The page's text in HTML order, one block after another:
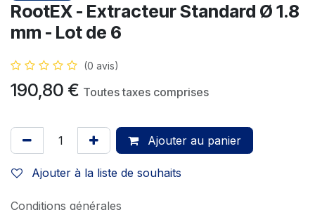
RootEX - Extracteur Standard Ø 1.8
mm - Lot de 6
(0 avis)
190,80 € Toutes taxes comprises
Ajouter au panier
Ajouter à la liste de souhaits
Conditions générales